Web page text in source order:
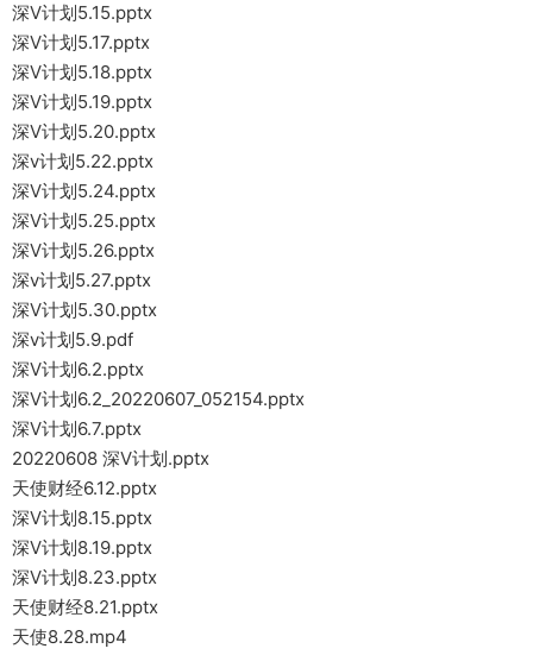
深V计划5.15.pptx
深V计划5.17.pptx
深V计划5.18.pptx
深V计划5.19.pptx
深V计划5.20.pptx
深v计划5.22.pptx
深V计划5.24.pptx
深V计划5.25.pptx
深V计划5.26.pptx
深v计划5.27.pptx
深V计划5.30.pptx
深v计划5.9.pdf
深V计划6.2.pptx
深V计划6.2_20220607_052154.pptx
深V计划6.7.pptx
20220608 深V计划.pptx
天使财经6.12.pptx
深V计划8.15.pptx
深V计划8.19.pptx
深V计划8.23.pptx
天使财经8.21.pptx
天使8.28.mp4